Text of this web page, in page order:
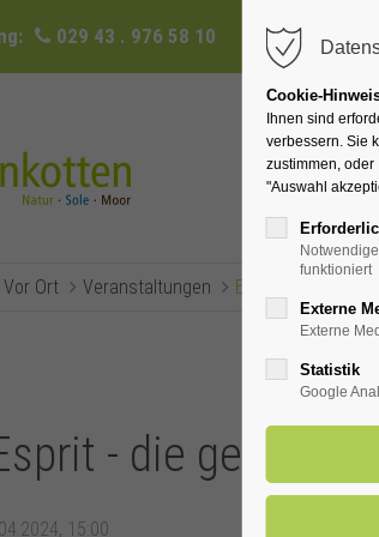
029 43 . 976 58 10
Ihr
Vor Ort Veranstaltungen Eventsreader
- die
15:00
Cookie-
Ihnen sind
verbessern. Sie
zustimmen, oder
"Auswahl
funktioniert
Externe
Externe
Statistik
Google